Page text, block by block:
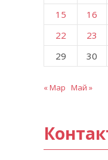
15
16
22
23
29
30
« Мар Май »